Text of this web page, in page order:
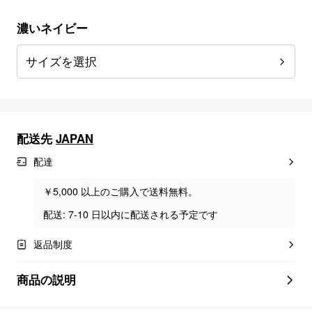
濃いネイビー
サイズを選択
配送先 JAPAN
配達
￥5,000 以上のご購入で送料無料。
配送: 7-10 日以内に配送される予定です
返品制度
商品の説明